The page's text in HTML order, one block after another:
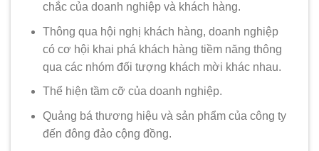
chắc của doanh nghiệp và khách hàng.
Thông qua hội nghị khách hàng, doanh nghiệp
có cơ hội khai phá khách hàng tiềm năng thông
qua các nhóm đối tượng khách mời khác nhau.
Thể hiện tầm cỡ của doanh nghiệp.
Quảng bá thương hiệu và sản phẩm của công ty
đến đông đảo cộng đồng.